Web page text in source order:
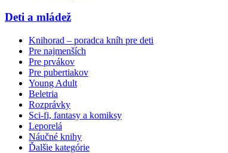
Deti a mládež
Knihorad – poradca kníh pre deti
Pre najmenších
Pre prvákov
Pre pubertiakov
Young Adult
Beletria
Rozprávky
Sci-fi, fantasy a komiksy
Leporelá
Náučné knihy
Ďalšie kategórie